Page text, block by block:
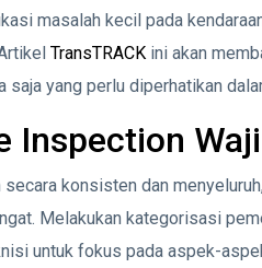
masalah kecil pada
TransTRACK ini akan
saja yang perlu diperhatikan
Inspection
konsisten dan
Melakukan kategorisasi
untuk fokus pada aspek-